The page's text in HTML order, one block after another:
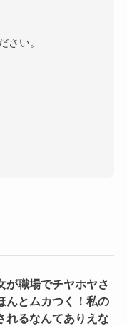
さい。
が職場でチヤホヤさ
んとムカつく！私の
れるなんてありえな